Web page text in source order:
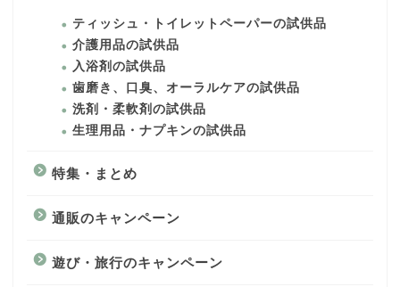
ティッシュ・トイレットペーパーの試供品
介護用品の試供品
入浴剤の試供品
歯磨き、口臭、オーラルケアの試供品
洗剤・柔軟剤の試供品
生理用品・ナプキンの試供品
特集・まとめ
通販のキャンペーン
遊び・旅行のキャンペーン